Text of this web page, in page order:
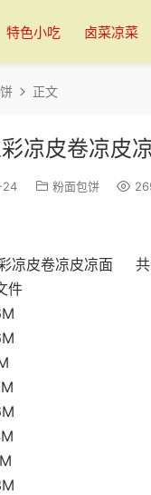
特色小吃 卤菜凉菜
正文
凉皮卷凉皮
24 粉面包饼
彩凉皮卷凉皮凉面
件